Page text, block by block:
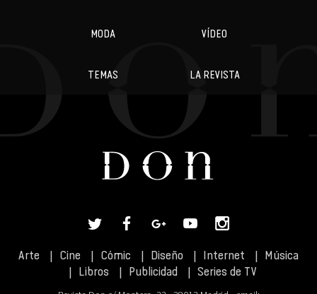
MODA VÍDEO
TEMAS LA REVISTA
Arte Cine Cómic Diseño Internet
Música
Libros
Publicidad Series de TV